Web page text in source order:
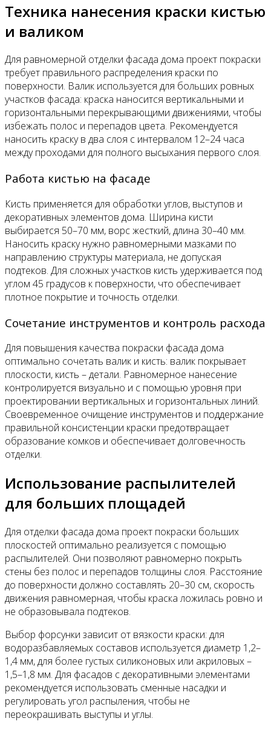
Техника нанесения краски кистью
и валиком
Для равномерной отделки фасада дома проект покраски
требует правильного распределения краски по
поверхности. Валик используется для больших ровных
участков фасада: краска наносится вертикальными и
горизонтальными перекрывающими движениями, чтобы
избежать полос и перепадов цвета. Рекомендуется
наносить краску в два слоя с интервалом 12–24 часа
между проходами для полного высыхания первого слоя.
Работа кистью на фасаде
Кисть применяется для обработки углов, выступов и
декоративных элементов дома. Ширина кисти
выбирается 50–70 мм, ворс жесткий, длина 30–40 мм.
Наносить краску нужно равномерными мазками по
направлению структуры материала, не допуская
подтеков. Для сложных участков кисть удерживается под
углом 45 градусов к поверхности, что обеспечивает
плотное покрытие и точность отделки.
Сочетание инструментов и контроль расхода
Для повышения качества покраски фасада дома
оптимально сочетать валик и кисть: валик покрывает
плоскости, кисть – детали. Равномерное нанесение
контролируется визуально и с помощью уровня при
проектировании вертикальных и горизонтальных линий.
Своевременное очищение инструментов и поддержание
правильной консистенции краски предотвращает
образование комков и обеспечивает долговечность
отделки.
Использование распылителей
для больших площадей
Для отделки фасада дома проект покраски больших
плоскостей оптимально реализуется с помощью
распылителей. Они позволяют равномерно покрыть
стены без полос и перепадов толщины слоя. Расстояние
до поверхности должно составлять 20–30 см, скорость
движения равномерная, чтобы краска ложилась ровно и
не образовывала подтеков.
Выбор форсунки зависит от вязкости краски: для
водоразбавляемых составов используется диаметр 1,2–
1,4 мм, для более густых силиконовых или акриловых –
1,5–1,8 мм. Для фасадов с декоративными элементами
рекомендуется использовать сменные насадки и
регулировать угол распыления, чтобы не
переокрашивать выступы и углы.